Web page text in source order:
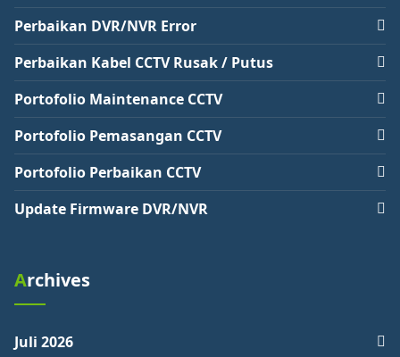
Perbaikan DVR/NVR Error
Perbaikan Kabel CCTV Rusak / Putus
Portofolio Maintenance CCTV
Portofolio Pemasangan CCTV
Portofolio Perbaikan CCTV
Update Firmware DVR/NVR
Archives
Juli 2026